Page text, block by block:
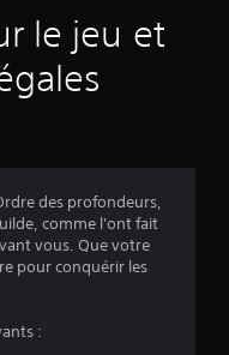
9
l
u
le jeu et
des profondeurs,
comme l'ont fait
vous. Que votre
pour conquérir les
: